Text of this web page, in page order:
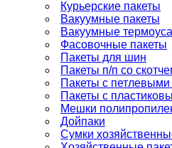
Курьерские пакеты
Вакуумные пакеты
Вакуумные
Фасовочные пакеты
Пакеты для шин
Пакеты п/п со
Пакеты с петлевыми
Пакеты с
Мешки
Дойпаки
Сумки